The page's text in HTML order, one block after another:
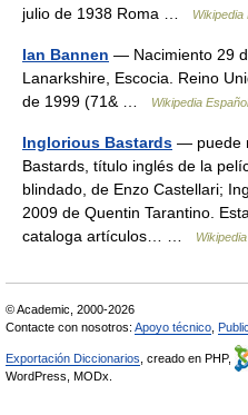
julio de 1938 Roma …
Wikipedia
Ian Bannen — Nacimiento 29
Lanarkshire, Escocia. Reino
de 1999 (71& …
Wikipedia Español
Inglorious Bastards — puede
Bastards, título inglés de la
blindado, de Enzo Castellari;
2009 de Quentin Tarantino.
cataloga artículos… …
© Academic, 2000-2026
Contacte con nosotros: Apoyo técnico
Exportación Diccionarios , creado en PHP,
WordPress, MODx.